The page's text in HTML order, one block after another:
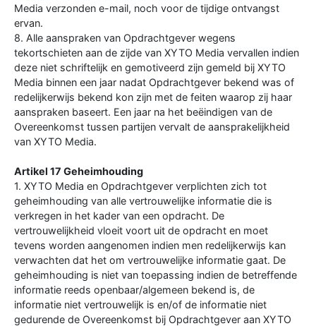
Media verzonden e-mail, noch voor de tijdige ontvangst
ervan.
8. Alle aanspraken van Opdrachtgever wegens
tekortschieten aan de zijde van XYTO Media vervallen indien
deze niet schriftelijk en gemotiveerd zijn gemeld bij XYTO
Media binnen een jaar nadat Opdrachtgever bekend was of
redelijkerwijs bekend kon zijn met de feiten waarop zij haar
aanspraken baseert. Een jaar na het beëindigen van de
Overeenkomst tussen partijen vervalt de aansprakelijkheid
van XYTO Media.
Artikel 17 Geheimhouding
1. XYTO Media en Opdrachtgever verplichten zich tot
geheimhouding van alle vertrouwelijke informatie die is
verkregen in het kader van een opdracht. De
vertrouwelijkheid vloeit voort uit de opdracht en moet
tevens worden aangenomen indien men redelijkerwijs kan
verwachten dat het om vertrouwelijke informatie gaat. De
geheimhouding is niet van toepassing indien de betreffende
informatie reeds openbaar/algemeen bekend is, de
informatie niet vertrouwelijk is en/of de informatie niet
gedurende de Overeenkomst bij Opdrachtgever aan XYTO